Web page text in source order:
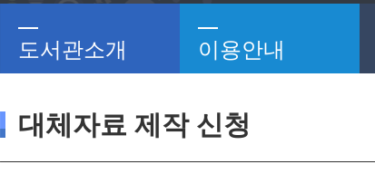
도서관소개 이용안내
대체자료 제작 신청